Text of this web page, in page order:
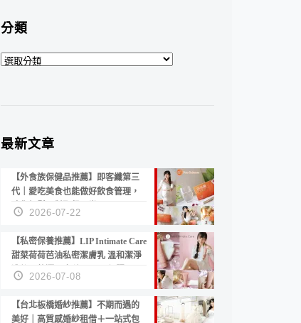
分類
分
最新文章
【外食族保健品推薦】即客纖第三
代｜愛吃美食也能做好飲食管理，
陪你輕鬆面對聚餐日常！
2026-07-22
【私密保養推薦】LIP Intimate Care
甜菜荷荷芭油私密潔膚乳 溫和潔淨
洗後不乾澀 不起泡反而更舒服！
2026-07-08
【台北板橋婚紗推薦】不期而遇的
美好｜高質感婚紗租借＋一站式包